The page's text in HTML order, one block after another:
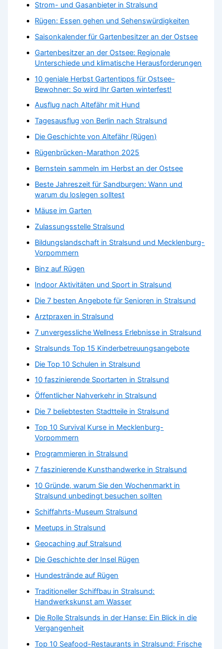
Strom- und Gasanbieter in Stralsund
Rügen: Essen gehen und Sehenswürdigkeiten
Saisonkalender für Gartenbesitzer an der Ostsee
Gartenbesitzer an der Ostsee: Regionale
Unterschiede und klimatische Herausforderungen
10 geniale Herbst Gartentipps für Ostsee-
Bewohner: So wird Ihr Garten winterfest!
Ausflug nach Altefähr mit Hund
Tagesausflug von Berlin nach Stralsund
Die Geschichte von Altefähr (Rügen)
Rügenbrücken-Marathon 2025
Bernstein sammeln im Herbst an der Ostsee
Beste Jahreszeit für Sandburgen: Wann und
warum du loslegen solltest
Mäuse im Garten
Zulassungsstelle Stralsund
Bildungslandschaft in Stralsund und Mecklenburg-
Vorpommern
Binz auf Rügen
Indoor Aktivitäten und Sport in Stralsund
Die 7 besten Angebote für Senioren in Stralsund
Arztpraxen in Stralsund
7 unvergessliche Wellness Erlebnisse in Stralsund
Stralsunds Top 15 Kinderbetreuungsangebote
Die Top 10 Schulen in Stralsund
10 faszinierende Sportarten in Stralsund
Öffentlicher Nahverkehr in Stralsund
Die 7 beliebtesten Stadtteile in Stralsund
Top 10 Survival Kurse in Mecklenburg-
Vorpommern
Programmieren in Stralsund
7 faszinierende Kunsthandwerke in Stralsund
10 Gründe, warum Sie den Wochenmarkt in
Stralsund unbedingt besuchen sollten
Schiffahrts-Museum Stralsund
Meetups in Stralsund
Geocaching auf Stralsund
Die Geschichte der Insel Rügen
Hundestrände auf Rügen
Traditioneller Schiffbau in Stralsund:
Handwerkskunst am Wasser
Die Rolle Stralsunds in der Hanse: Ein Blick in die
Vergangenheit
Top 10 Seafood-Restaurants in Stralsund: Frische